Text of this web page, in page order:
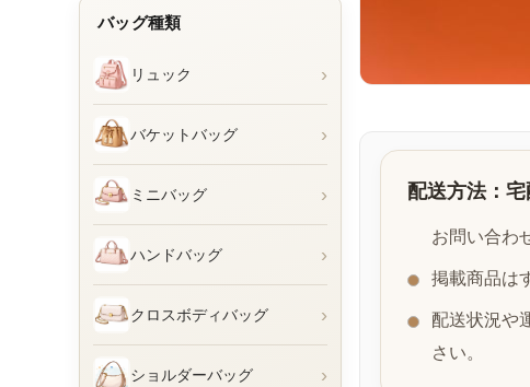
バッグ種類
リュック ›
バケットバッグ ›
ミニバッグ ›
ハンドバッグ ›
クロスボディバッグ ›
ショルダーバッグ ›
配送方法：
お問い合わ
掲載商品は
配送状況や
さい。